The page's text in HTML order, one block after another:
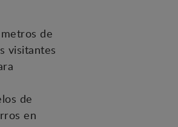
de
visitantes
de
en